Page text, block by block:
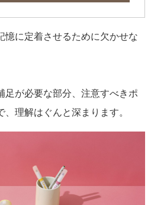
憶に定着させるために欠かせな
足が必要な部分、注意すべきポ
理解はぐんと深まります。